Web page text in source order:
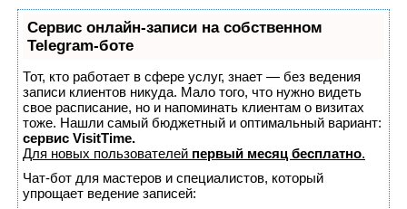
Сервис онлайн-записи на собственном
Telegram-боте
Тот, кто работает в сфере услуг, знает — без ведения
записи клиентов никуда. Мало того, что нужно видеть
свое расписание, но и напоминать клиентам о визитах
тоже. Нашли самый бюджетный и оптимальный вариант:
сервис VisitTime.
Для новых пользователей первый месяц бесплатно.
Чат-бот для мастеров и специалистов, который
упрощает ведение записей: